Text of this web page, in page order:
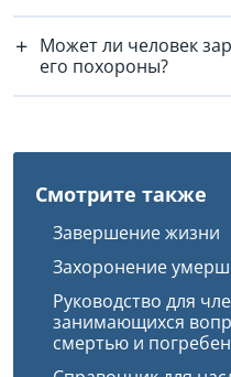
Может ли человек
его похороны?
Смотрите также
Завершение жизни
Захоронение
Руководство для
занимающихся
смертью и